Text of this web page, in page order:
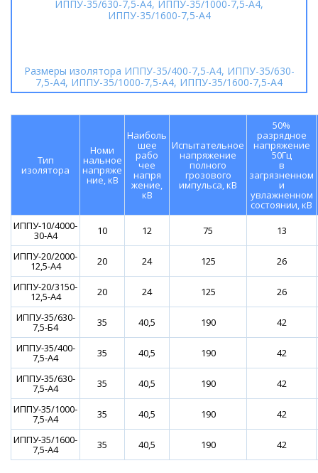
Размеры изолятора ИППУ-35/400-7,5-А4, ИППУ-35/630-
7,5-А4, ИППУ-35/1000-7,5-А4, ИППУ-35/1600-7,5-А4
Тип
изолятора
Номи
нальное
напряже
ние, кВ
Наиболь
шее
рабо
чее
напря
жение,
кВ
Испытательное
напряжение
полного
грозового
импульса, кВ
50%
разрядное
напряжение
50Гц
в
загрязненном
и
увлажненном
состоянии, кВ
ИППУ-10/4000-
30-А4 10 12 75
13
ИППУ-20/2000-
12,5-А4 20 24 125
26
ИППУ-20/3150-
12,5-А4 20 24 125
26
ИППУ-35/630-
7,5-Б4 35 40,5 190
42
ИППУ-35/400-
7,5-А4 35 40,5 190
42
ИППУ-35/630-
7,5-А4 35 40,5 190
42
ИППУ-35/1000-
7,5-А4 35 40,5 190
42
ИППУ-35/1600-
7,5-А4 35 40,5 190 42